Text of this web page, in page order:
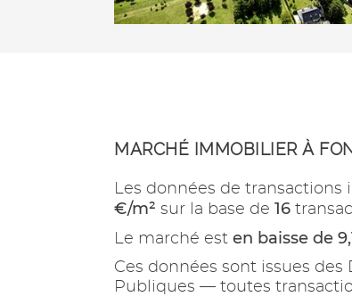
MARCHÉ IMMOBILIER À
Les données de
€/m² sur la base de 16
Le marché est en baisse de
Ces données sont issues
Publiques — toutes